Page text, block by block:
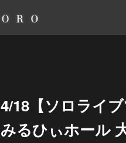
4/18【ソロライ
みるひぃホール